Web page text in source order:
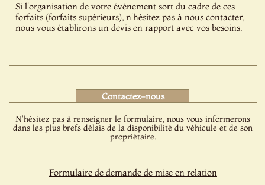
Si l'organisation de votre événement sort du cadre de ces
forfaits (forfaits supérieurs), n'hésitez pas à nous contacter,
nous vous établirons un devis en rapport avec vos besoins.
Contactez-nous
N'hésitez pas à renseigner le formulaire, nous vous informerons
dans les plus brefs délais de la disponibilité du véhicule et de son
propriétaire.
Formulaire de demande de mise en relation